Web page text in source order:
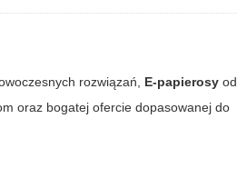
rozwiązań, E-papierosy od
oraz bogatej ofercie dopasowanej do